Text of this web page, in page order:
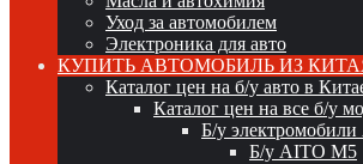
Уход за автомобилем
Электроника для авто
КУПИТЬ АВТОМОБИЛЬ ИЗ
Каталог цен на б/у авто в
Каталог цен на все б/у
Б/у
Б/у AITO M5